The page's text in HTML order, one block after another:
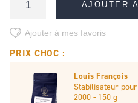
AJOUTER
Ajouter à mes favoris
PRIX CHOC :
Louis François
Stabilisateur
2000 - 150 g